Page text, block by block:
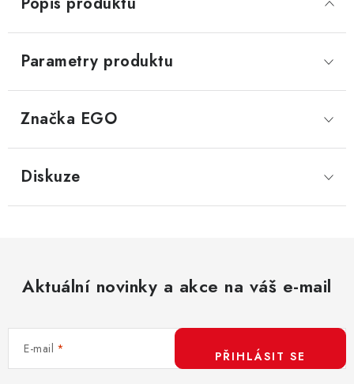
Parametry produktu
Značka EGO
Diskuze
Aktuální novinky a akce na váš e-mail
E-mail
PŘIHLÁSIT SE